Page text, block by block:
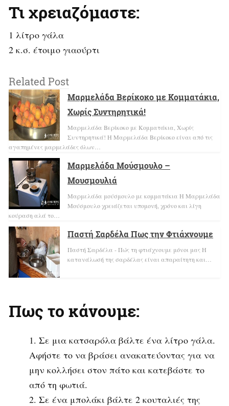
Τι χρειαζόμαστε:
1 λίτρο γάλα
2 κ.σ. έτοιμο γιαούρτι
Related Post
Μαρμελάδα Βερίκοκο με Κομματάκια,
Χωρίς Συντηρητικά!
Μαρμελάδα Βερίκοκο με Κομματάκια, Χωρίς
Συντηρητικά! Η Μαρμελάδα Βερίκοκο είναι από τις
αγαπημένες μαρμελάδες όλων…
Μαρμελάδα Μούσμουλο –
Μουσμουλιά
Μαρμελάδα μούσμουλο με κομματάκια Η Μαρμελάδα
Μούσμουλο χρειάζεται υπομονή, χρόνο και λίγη
κούραση αλά το…
Παστή Σαρδέλα Πως την Φτιάχνουμε
Παστή Σαρδέλα - Πώς τη φτιάχνουμε μόνοι μας Η
κατανάλωσή της σαρδέλας είναι απαραίτητη και…
Πως το κάνουμε:
Σε μια κατσαρόλα βάλτε ένα λίτρο γάλα.
Αφήστε το να βράσει ανακατεύοντας για να
μην κολλήσει στον πάτο και κατεβάστε το
από τη φωτιά.
Σε ένα μπολάκι βάλτε 2 κουταλιές της